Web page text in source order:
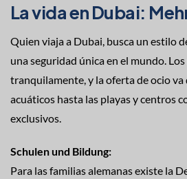
La vida en Dubai:
Quien viaja a Dubai, busca un estilo
una seguridad única en el mundo.
tranquilamente, y la oferta de ocio va
acuáticos hasta las playas y centros
exclusivos.
Schulen und Bildung:
Para las familias alemanas existe la